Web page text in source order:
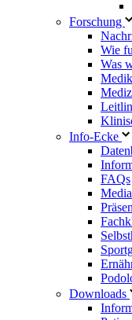
Forschung
Wie
Was
Info-Ecke
FAQs
Downloads